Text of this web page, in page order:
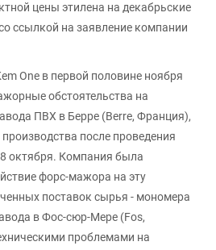
цены этилена на декабрьские
ссылкой на заявление компании
One в первой половине ноября
обстоятельства на
ПВХ в Берре (Berre, Франция),
производства после проведения
октября. Компания была
форс-мажора на эту
поставок сырья - мономера
в Фос-сюр-Мере (Fos,
проблемами на